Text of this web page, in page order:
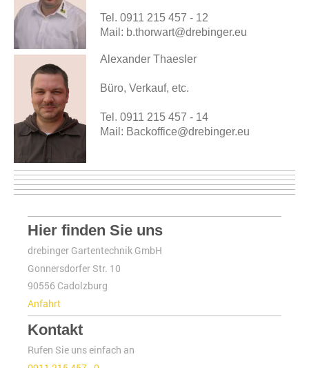
Tel. 0911 215 457 - 12
Mail: b.thorwart@drebinger.eu
Alexander Thaesler
Büro, Verkauf, etc.
Tel. 0911 215 457 - 14
Mail: Backoffice@drebinger.eu
Hier finden Sie uns
drebinger Gartentechnik GmbH
Gonnersdorfer Str. 10
90556 Cadolzburg
Anfahrt
Kontakt
Rufen Sie uns einfach an